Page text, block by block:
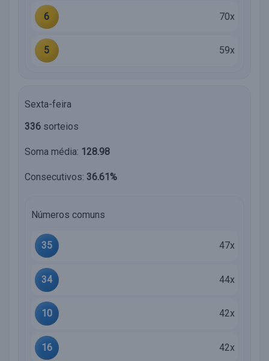
6 70x
5 59x
Sexta-feira
336 sorteios
Soma média: 128.98
Consecutivos: 36.61%
Números comuns
35 47x
34 44x
10 42x
16 42x